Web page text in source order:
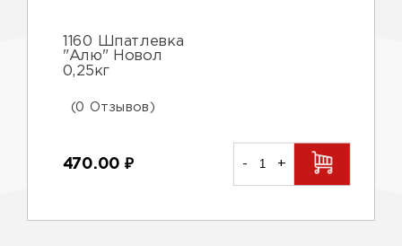
1160 Шпатлевка
"Алю" Новол
0,25кг
(0 Отзывов)
470.00 ₽ - +